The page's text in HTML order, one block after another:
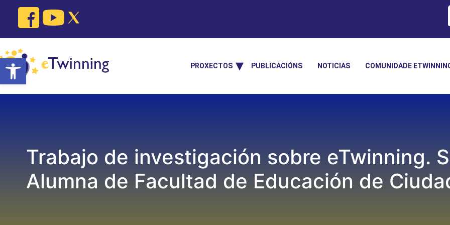
Open toolbar
content
PROXECTOS PUBLICACIÓNS NOTICIAS COMUNIDADE
Trabajo de investigación sobre eTwinning.
Alumna de Facultad de Educación de